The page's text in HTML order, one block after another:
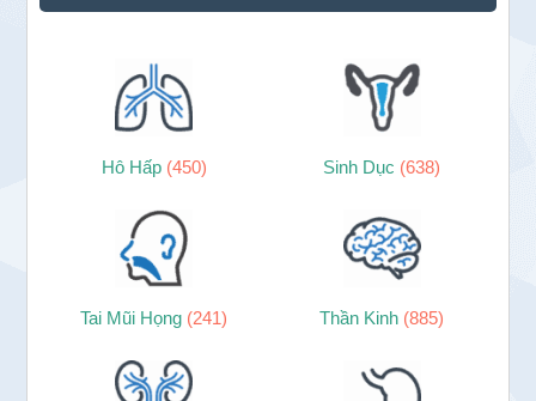
Hô Hấp (450) Sinh Dục (638)
Tai Mũi Họng (241) Thần Kinh (885)